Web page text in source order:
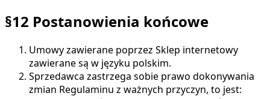
§12 Postanowienia końcowe
Umowy zawierane poprzez Sklep internetowy
zawierane są w języku polskim.
Sprzedawca zastrzega sobie prawo dokonywania
zmian Regulaminu z ważnych przyczyn, to jest: